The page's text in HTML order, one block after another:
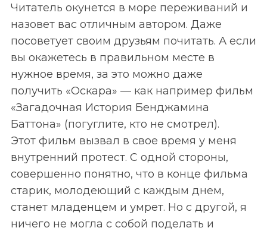
Читатель окунется в море переживаний и
назовет вас отличным автором. Даже
посоветует своим друзьям почитать. А если
вы окажетесь в правильном месте в
нужное время, за это можно даже
получить «Оскара» — как например фильм
«Загадочная История Бенджамина
Баттона» (погуглите, кто не смотрел).
Этот фильм вызвал в свое время у меня
внутренний протест. С одной стороны,
совершенно понятно, что в конце фильма
старик, молодеющий с каждым днем,
станет младенцем и умрет. Но с другой, я
ничего не могла с собой поделать и